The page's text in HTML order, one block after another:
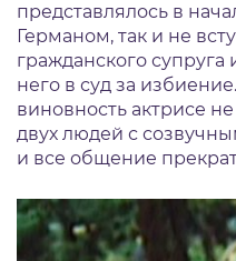
представлялось в
Германом, так и не
гражданского супруга
него в суд за
виновность актрисе
двух людей с
и все общение